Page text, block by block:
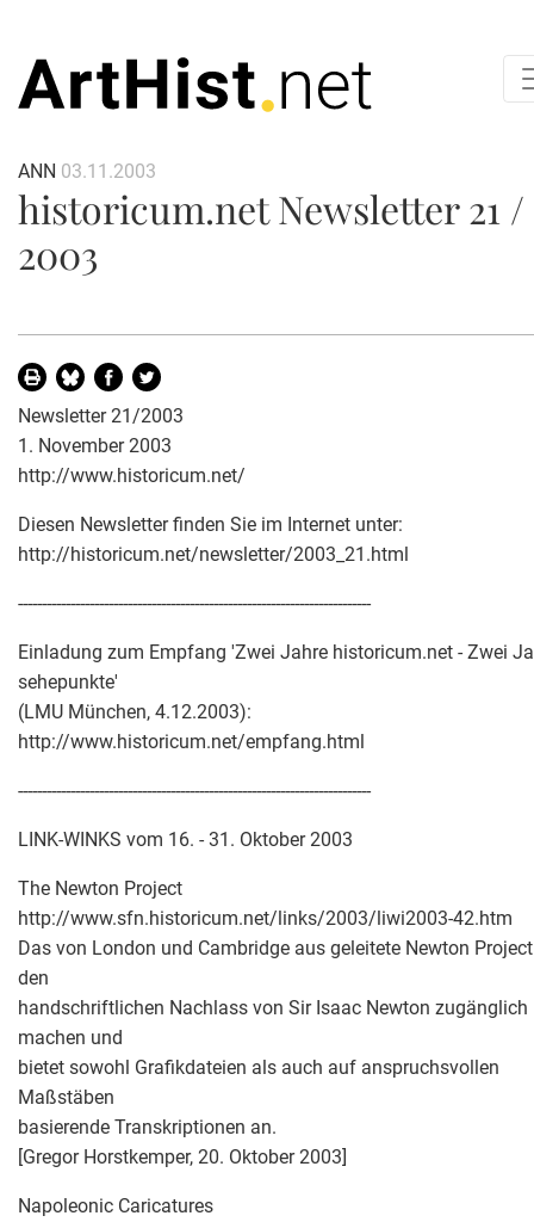
ANN 03.11.2003
historicum.net Newsletter 21 /
2003
Newsletter 21/2003
1. November 2003
http://www.historicum.net/
Diesen Newsletter finden Sie im Internet unter:
http://historicum.net/newsletter/2003_21.html
--------------------------------------------------------------------------
Einladung zum Empfang 'Zwei Jahre historicum.net - Zwei
sehepunkte'
(LMU München, 4.12.2003):
http://www.historicum.net/empfang.html
--------------------------------------------------------------------------
LINK-WINKS vom 16. - 31. Oktober 2003
The Newton Project
http://www.sfn.historicum.net/links/2003/liwi2003-42.htm
Das von London und Cambridge aus geleitete Newton
den
handschriftlichen Nachlass von Sir Isaac Newton zugänglich
machen und
bietet sowohl Grafikdateien als auch auf anspruchsvollen
Maßstäben
basierende Transkriptionen an.
[Gregor Horstkemper, 20. Oktober 2003]
Napoleonic Caricatures